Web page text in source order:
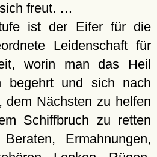
freut. …
ist der Eifer für die
Leidenschaft für
worin man das Heil
begehrt und sich nach
dem Nächsten zu helfen
Schiffbruch zu retten
Ermahnungen,